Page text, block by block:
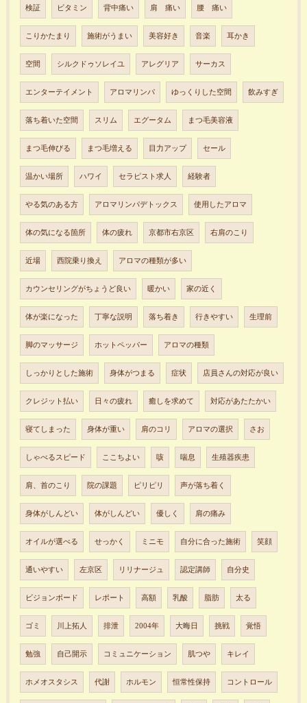
検証 ビタミン 背中痛い 肩 痛い 腰 痛い
こりかたまり 施術がうまい 美容好き 音楽 耳かき
空間 シルクドゥソレイユ アレグリア サーカス
エンターテイメント アロマリンパ ゆっくりした空間 飲みすぎ
落ち着いた空間 スリム エグータム まつ毛美容液
まつ毛伸びる まつ毛増える 目力アップ セール
温かい場所 ハワイ セラピスト求人 経験者
やる気のある方 アロマリンパデトックス 使用したアロマ
体の気になる箇所 体の疲れ 京都市右京区 右肩のこり
近場 西院乗り換え アロマの種類が多い
カウンセリングがちょうど良い 暖かい 家の近く
体が楽になった 丁寧な説明 落ち着き 行きやすい 生理前
脚のマッサージ ホットペッパー アロマの種類
しっかりとした施術 身体がつまる 症状 店員さんの対応が良い
クレジット払い 日々の疲れ 癒しを求めて 対応があたたかい
寝てしまった 身体が重い 肩のコリ アロマの選択 さお
しゃべるスピード ここちよい 咳 喘息 生殖器疾患
肩、首のこり 院の課題 ピリピリ 声が落ち着く
身体がしんどい 体がしんどい 優しく 肩の痛み
オイルが選べる せっかく ミニモ 自分に合った施術 笑顔
通いやすい 左京区 リリナージュ 認定講師 自分史
ビジョンボード レポート 高額 乳酸 脂肪 太る
ゴミ 川上拓人 排泄 2004年 大晦日 挑戦 覚悟
勉強 自己開示 コミュニケーション 肌つや キレイ
ホメオスタシス 代謝 ホルモン 恒常性保持 コントロール